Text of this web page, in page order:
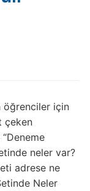
öğrenciler için
çeken
neler var?
adrese ne
Neler